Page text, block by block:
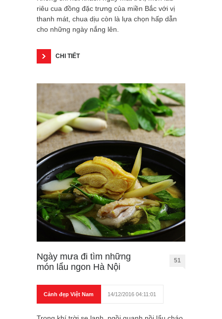
riêu cua đồng đặc trưng của miền Bắc với vị
thanh mát, chua dịu còn là lựa chọn hấp dẫn
cho những ngày nắng lên.
CHI TIẾT
Ngày mưa đi tìm những
món lẩu ngon Hà Nội
51
Cảnh đẹp Việt Nam 14/12/2016 04:11:01